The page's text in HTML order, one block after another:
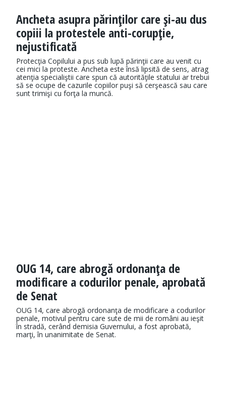
Ancheta asupra părinţilor care şi-au dus
copiii la protestele anti-corupţie,
nejustificată
Protecţia Copilului a pus sub lupă părinţii care au venit cu
cei mici la proteste. Ancheta este însă lipsită de sens, atrag
atenţia specialiştii care spun că autorităţile statului ar trebui
să se ocupe de cazurile copiilor puşi să cerşească sau care
sunt trimişi cu forţa la muncă.
OUG 14, care abrogă ordonanţa de
modificare a codurilor penale, aprobată
de Senat
OUG 14, care abrogă ordonanţa de modificare a codurilor
penale, motivul pentru care sute de mii de români au ieşit
în stradă, cerând demisia Guvernului, a fost aprobată,
marţi, în unanimitate de Senat.